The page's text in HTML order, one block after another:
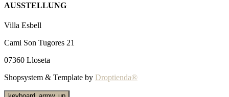
AUSSTELLUNG
Villa Esbell
Cami Son Tugores 21
07360 Lloseta
Shopsystem & Template by Droptienda®